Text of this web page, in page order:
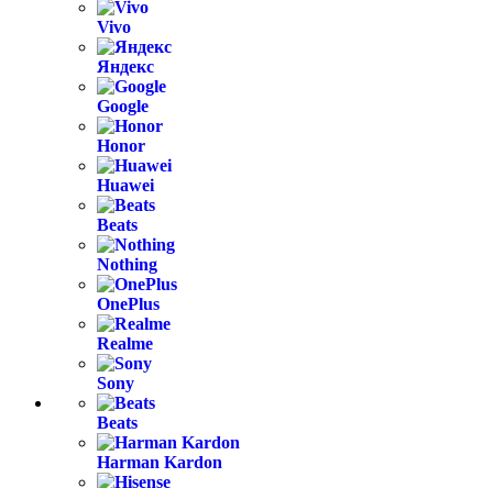
Vivo
Яндекс
Google
Honor
Huawei
Beats
Nothing
OnePlus
Realme
Sony
Beats
Harman Kardon